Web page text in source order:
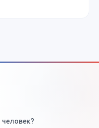
человек?